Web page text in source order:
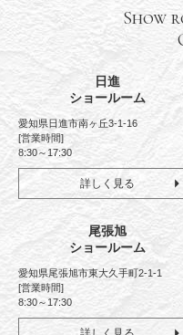
Show
日進
ショールーム
愛知県日進市南ヶ丘3-1-16
[営業時間]
8:30～17:30
詳しく見る
尾張旭
ショールーム
愛知県尾張旭市東大久手町2-1-1
[営業時間]
8:30～17:30